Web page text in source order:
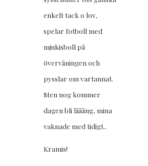
enkelt tack o lov,
spelar fotboll med
mjukisboll på
övervåningen och
pysslar om vartannat.
Men nog kommer
dagen bli lååång, mina
vaknade med tidigt..
Kramis!